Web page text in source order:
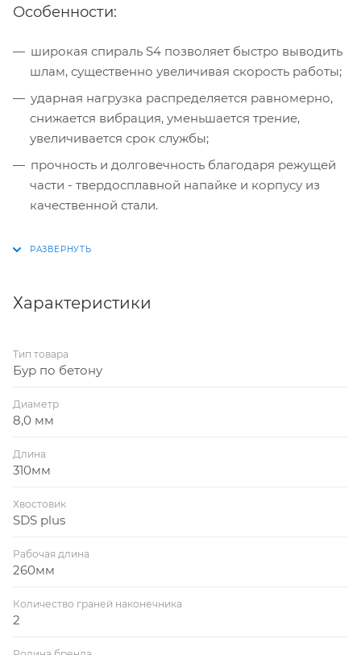
Особенности:
широкая спираль S4 позволяет быстро выводить
шлам, существенно увеличивая скорость работы;
ударная нагрузка распределяется равномерно,
снижается вибрация, уменьшается трение,
увеличивается срок службы;
прочность и долговечность благодаря режущей
части - твердосплавной напайке и корпусу из
качественной стали.
Характеристики
Тип товара
Бур по бетону
Диаметр
8,0 мм
Длина
310мм
Хвостовик
SDS plus
Рабочая длина
260мм
Количество граней наконечника
2